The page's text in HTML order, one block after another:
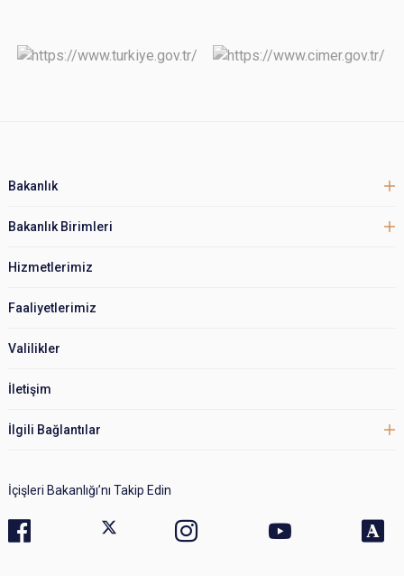
Bakanlık
Bakanlık Birimleri
Hizmetlerimiz
Faaliyetlerimiz
Valilikler
İletişim
İlgili Bağlantılar
İçişleri Bakanlığı’nı Takip Edin